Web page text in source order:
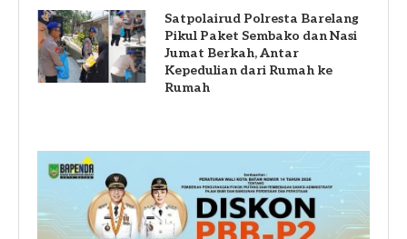
Satpolairud Polresta Barelang
Pikul Paket Sembako dan Nasi
Jumat Berkah, Antar
Kepedulian dari Rumah ke
Rumah